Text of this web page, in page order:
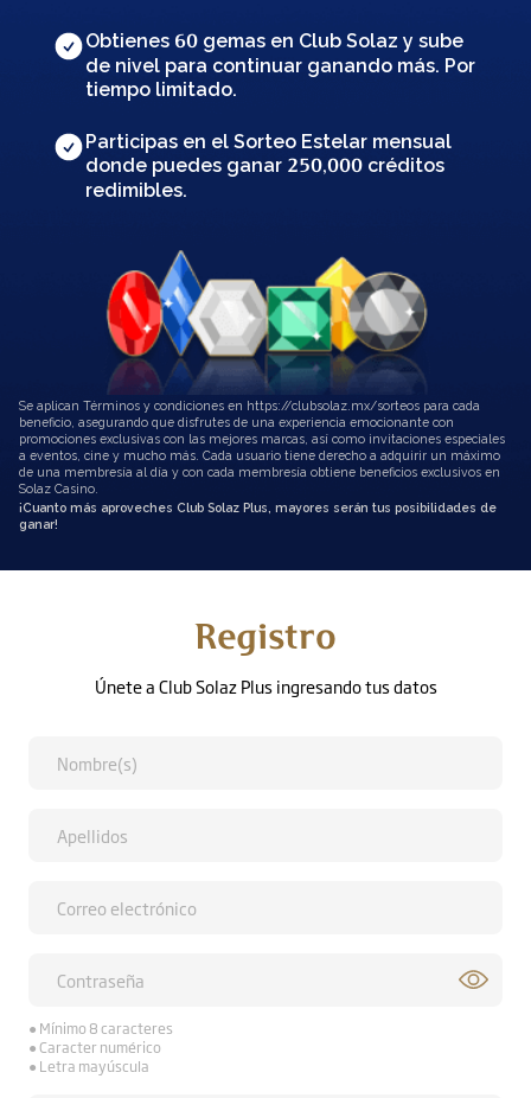
Registro
Únete a Club Solaz Plus ingresando tus datos
● Mínimo 8 caracteres
● Caracter numérico
● Letra mayúscula
Obtienes 60 gemas en Club Solaz y sube
de nivel para continuar ganando más. Por
tiempo limitado.
Participas en el Sorteo Estelar mensual
donde puedes ganar 250,000 créditos
redimibles.
Se aplican Términos y condiciones en https://clubsolaz.mx/sorteos para cada
beneficio, asegurando que disfrutes de una experiencia emocionante con
promociones exclusivas con las mejores marcas, así como invitaciones especiales
a eventos, cine y mucho más. Cada usuario tiene derecho a adquirir un máximo
de una membresía al día y con cada membresía obtiene beneficios exclusivos en
Solaz Casino.
¡Cuanto más aproveches Club Solaz Plus, mayores serán tus posibilidades de
ganar!